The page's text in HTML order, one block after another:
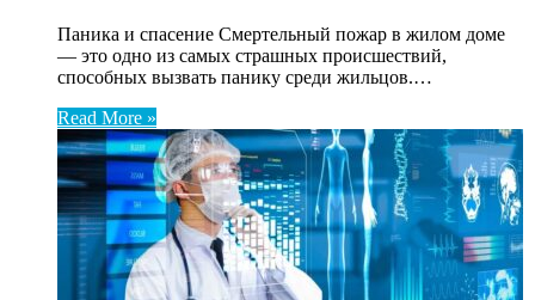
Паника и спасение Смертельный пожар в жилом доме
— это одно из самых страшных происшествий,
способных вызвать панику среди жильцов.…
Read More »